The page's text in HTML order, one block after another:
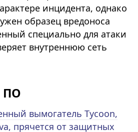
инцидента, однако
образец вредоноса
специально для атаки
внутреннюю сеть
ПО
вымогатель Tycoon,
прячется от защитных